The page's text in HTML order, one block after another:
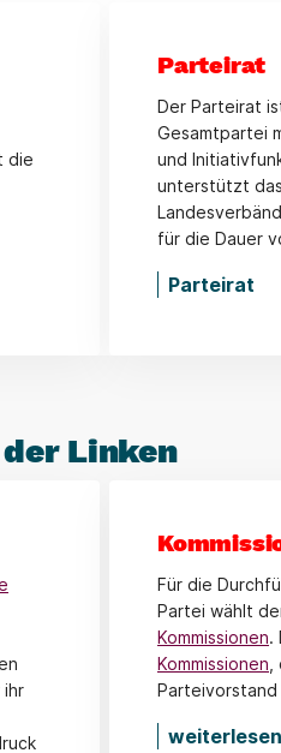
die
Parteirat
Der Parteirat
Gesamtpartei
und
unterstützt
für die Dauer
Parteirat
Linken
ihr
Für die
Partei wählt
Kommissionen.
Kommissionen
weiterlesen